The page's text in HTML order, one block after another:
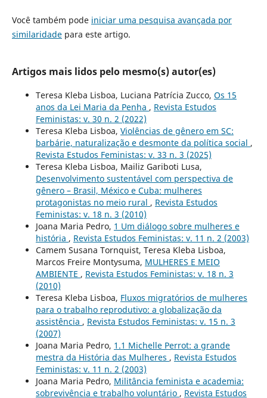
Você também pode iniciar uma pesquisa avançada por
similaridadepara este artigo.
Artigos mais lidos pelo mesmo(s) autor(es)
Teresa Kleba Lisboa, Luciana Patrícia Zucco, Os 15
anos da Lei Maria da Penha , Revista Estudos
Feministas: v. 30 n. 2 (2022)
Teresa Kleba Lisboa, Violências de gênero em SC:
barbárie, naturalização e desmonte da política social ,
Revista Estudos Feministas: v. 33 n. 3 (2025)
Teresa Kleba Lisboa, Mailiz Gariboti Lusa,
Desenvolvimento sustentável com perspectiva de
gênero – Brasil, México e Cuba: mulheres
protagonistas no meio rural , Revista Estudos
Feministas: v. 18 n. 3 (2010)
Joana Maria Pedro, 1 Um diálogo sobre mulheres e
história , Revista Estudos Feministas: v. 11 n. 2 (2003)
Camem Susana Tornquist, Teresa Kleba Lisboa,
Marcos Freire Montysuma, MULHERES E MEIO
AMBIENTE , Revista Estudos Feministas: v. 18 n. 3
(2010)
Teresa Kleba Lisboa, Fluxos migratórios de mulheres
para o trabalho reprodutivo: a globalização da
assistência , Revista Estudos Feministas: v. 15 n. 3
(2007)
Joana Maria Pedro, 1.1 Michelle Perrot: a grande
mestra da História das Mulheres , Revista Estudos
Feministas: v. 11 n. 2 (2003)
Joana Maria Pedro, Militância feminista e academia:
sobrevivência e trabalho voluntário , Revista Estudos